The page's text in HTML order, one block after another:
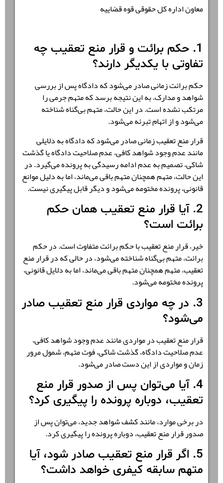
معاون اداره کل حقوقی قوه قضاییه
1. حکم برائت و قرار منع تعقیب چه
تفاوتی با یکدیگر دارند؟
حکم برائت زمانی صادر می‌شود که دادگاه پس از بررسی
شواهد و مدارک، به این نتیجه برسد که متهم جرمی را
مرتکب نشده است. در این حالت، متهم بی‌گناه شناخته
می‌شود و از اتهام تبرئه می‌شود.
قرار منع تعقیب زمانی صادر می‌شود که دادگاه به دلایلی
مانند عدم وجود شواهد کافی، عدم صلاحیت دادگاه یا گذشت
شاکی، تصمیم به عدم ادامه رسیدگی به پرونده می‌گیرد. در
این حالت، متهم همچنان متهم باقی می‌ماند، اما به دلیل موانع
قانونی، پرونده مختومه می‌شود و دیگر قابل پیگیری نیست.
2. آیا قرار منع تعقیب همان حکم
برائت است؟
خیر، قرار منع تعقیب با حکم برائت متفاوت است. در حکم
برائت، متهم بی‌گناه شناخته می‌شود، در حالی که در قرار منع
تعقیب، متهم همچنان متهم باقی می‌ماند، اما به دلایل قانونی،
پرونده مختومه می‌شود.
3. در چه مواردی قرار منع تعقیب صادر
می‌شود؟
قرار منع تعقیب در مواردی مانند عدم وجود شواهد کافی،
عدم صلاحیت دادگاه، گذشت شاکی، فوت متهم، شمول مرور
زمان و مواردی از این دست صادر می‌شود.
4. آیا می‌توان پس از صدور قرار منع
تعقیب، دوباره پرونده را پیگیری کرد؟
در برخی موارد، مانند کشف شواهد جدید، می‌توان پس از
صدور قرار منع تعقیب، دوباره پرونده را پیگیری کرد.
5. اگر قرار منع تعقیب صادر شود، آیا
متهم سابقه کیفری خواهد داشت؟